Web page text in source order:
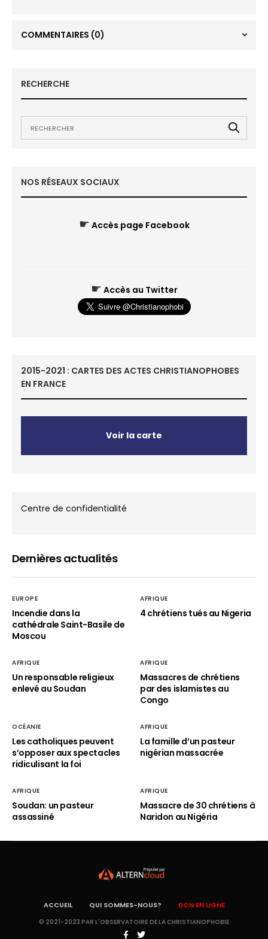
COMMENTAIRES (0)
RECHERCHE
NOS RÉSEAUX SOCIAUX
☛ Accès page Facebook
☛ Accès au Twitter
2015-2021 : CARTES DES ACTES CHRISTIANOPHOBES
EN FRANCE
Voir la carte
Centre de confidentialité
Dernières actualités
EUROPE
Incendie dans la
cathédrale Saint-Basile de
Moscou
AFRIQUE
4 chrétiens tués au Nigeria
AFRIQUE
Un responsable religieux
enlevé au Soudan
AFRIQUE
Massacres de chrétiens
par des islamistes au
Congo
OCÉANIE
Les catholiques peuvent
s’opposer aux spectacles
ridiculisant la foi
AFRIQUE
La famille d’un pasteur
nigérian massacrée
AFRIQUE
Soudan: un pasteur
assassiné
AFRIQUE
Massacre de 30 chrétiens à
Naridon au Nigéria
ACCUEIL QUI SOMMES-NOUS? DON EN LIGNE
© 2021-2023 PAR L'OBSERVATOIRE DE LA CHRISTIANOPHOBIE